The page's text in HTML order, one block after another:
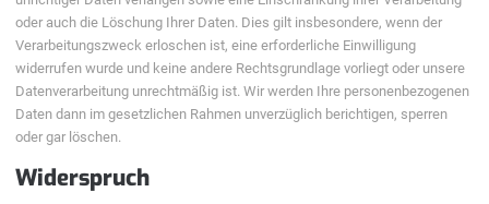
oder auch die Löschung Ihrer Daten. Dies gilt insbesondere, wenn der
Verarbeitungszweck erloschen ist, eine erforderliche Einwilligung
widerrufen wurde und keine andere Rechtsgrundlage vorliegt oder unsere
Datenverarbeitung unrechtmäßig ist. Wir werden Ihre personenbezogenen
Daten dann im gesetzlichen Rahmen unverzüglich berichtigen, sperren
oder gar löschen.
Widerspruch